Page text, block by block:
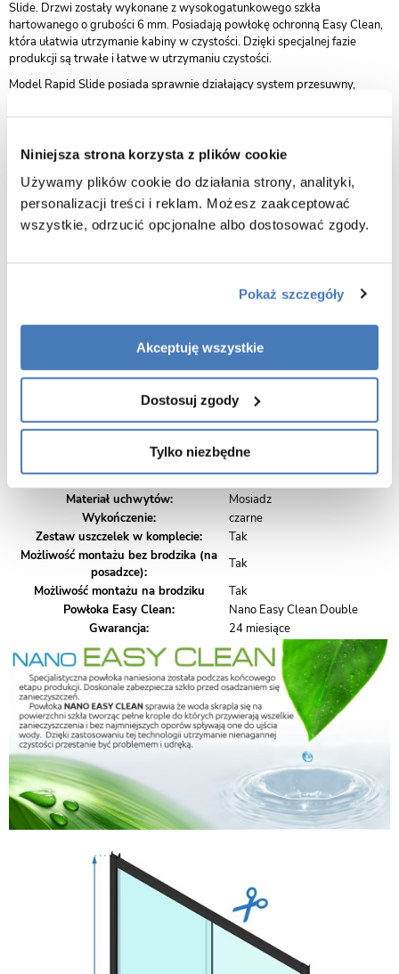
Niniejsza strona korzysta z plików cookie
Używamy plików cookie do działania strony, analityki,
personalizacji treści i reklam. Możesz zaakceptować
wszystkie, odrzucić opcjonalne albo dostosować zgody.
Pokaż szczegóły
Akceptuję wszystkie
Dostosuj zgody
Tylko niezbędne
Slide. Drzwi zostały wykonane z wysokogatunkowego szkła
hartowanego o grubości 6 mm. Posiadają powłokę ochronną Easy Clean,
która ułatwia utrzymanie kabiny w czystości. Dzięki specjalnej fazie
produkcji są trwałe i łatwe w utrzymaniu czystości.
Model Rapid Slide posiada sprawnie działający system przesuwny,
łożyskowane rolki. System jezdny zaprojektowany został tak, aby działał
przemyślanym rozwiązaniom uszczelki zastosowane w drzwiach
Szklane drzwi do prysznica są dostępne w siedmiu rozmiarach, tak aby
każdy mógł dobrać odpowiedni do swojego projektu. Przed zakupem
należy dokładnie zmierzyć szerokość oraz wysokość wnęki. Dobrze
odpowiednią dawkę prywatności.
Drzwi przystosowane są do montażu na posadzce z odpływem liniowym
Sposób otwierania drzwi:
prawe/lewe
Kierunek otwierania drzwi
uniwersalny prawy/lewy
Zakres regulacji
129-131 cm
Wysokość
195 cm
Transparent - przezroczysty
Grubość szkła:
6 mm hartowane
Materiał uchwytów:
Mosiadz
Wykończenie:
czarne
Zestaw uszczelek w komplecie:
Tak
Możliwość montażu bez brodzika (na
posadzce):
Tak
Możliwość montażu na brodziku
Tak
Powłoka Easy Clean:
Nano Easy Clean Double
Gwarancja:
24 miesiące